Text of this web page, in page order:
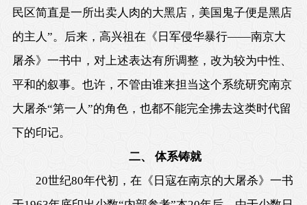
民区简直是一所出卖人肉的大黑店，美国鬼子便是黑店
的主人”。后来，高兴祖在《日军侵华暴行——南京大
屠杀》一书中，对上述表达有所调整，改为较为中性、
平和的叙事。也许，不管由谁来担当这个系统研究南京
大屠杀“第一人”的角色，也都不能完全拂去这类时代留
下的印记。
二、 体系铸就
20世纪80年代初，在《日寇在南京的大屠杀》一书